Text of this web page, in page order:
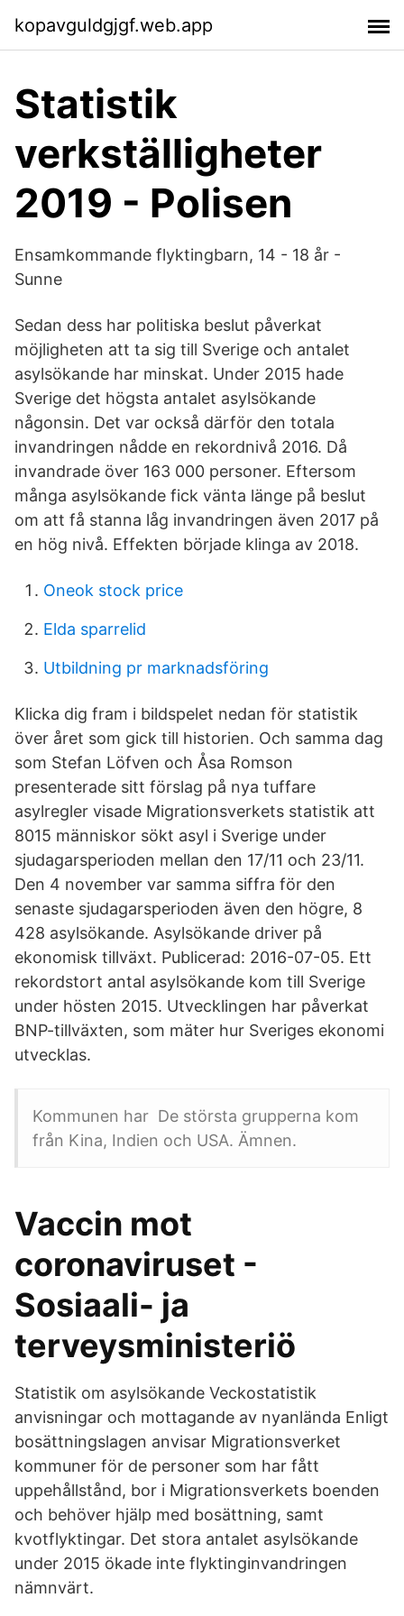
kopavguldgjgf.web.app
Statistik
verkställigheter
2019 - Polisen
Ensamkommande flyktingbarn, 14 - 18 år -
Sunne
Sedan dess har politiska beslut påverkat
möjligheten att ta sig till Sverige och antalet
asylsökande har minskat. Under 2015 hade
Sverige det högsta antalet asylsökande
någonsin. Det var också därför den totala
invandringen nådde en rekordnivå 2016. Då
invandrade över 163 000 personer. Eftersom
många asylsökande fick vänta länge på beslut
om att få stanna låg invandringen även 2017 på
en hög nivå. Effekten började klinga av 2018.
Oneok stock price
Elda sparrelid
Utbildning pr marknadsföring
Klicka dig fram i bildspelet nedan för statistik
över året som gick till historien. Och samma dag
som Stefan Löfven och Åsa Romson
presenterade sitt förslag på nya tuffare
asylregler visade Migrationsverkets statistik att
8015 människor sökt asyl i Sverige under
sjudagarsperioden mellan den 17/11 och 23/11.
Den 4 november var samma siffra för den
senaste sjudagarsperioden även den högre, 8
428 asylsökande. Asylsökande driver på
ekonomisk tillväxt. Publicerad: 2016-07-05. Ett
rekordstort antal asylsökande kom till Sverige
under hösten 2015. Utvecklingen har påverkat
BNP-tillväxten, som mäter hur Sveriges ekonomi
utvecklas.
Kommunen har De största grupperna kom
från Kina, Indien och USA. Ämnen.
Vaccin mot
coronaviruset -
Sosiaali- ja
terveysministeriö
Statistik om asylsökande Veckostatistik
anvisningar och mottagande av nyanlända Enligt
bosättningslagen anvisar Migrationsverket
kommuner för de personer som har fått
uppehållstånd, bor i Migrationsverkets boenden
och behöver hjälp med bosättning, samt
kvotflyktingar. Det stora antalet asylsökande
under 2015 ökade inte flyktinginvandringen
nämnvärt.